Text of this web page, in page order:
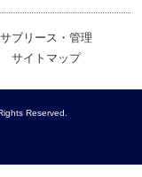
サブリース・管理
サイトマップ
Reserved.